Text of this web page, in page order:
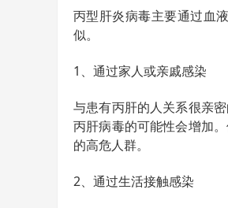
丙型肝炎病毒主要通过血
似。
1、通过家人或亲戚感染
与患有丙肝的人关系很亲
丙肝病毒的可能性会增加
的高危人群。
2、通过生活接触感染